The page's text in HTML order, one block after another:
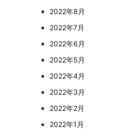
2022年8月
2022年7月
2022年6月
2022年5月
2022年4月
2022年3月
2022年2月
2022年1月